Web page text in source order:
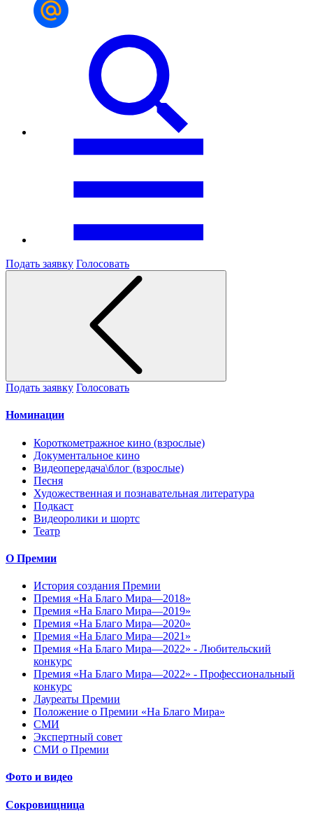
Подать заявку Голосовать
Подать заявку Голосовать
Номинации
Короткометражное кино (взрослые)
Документальное кино
Видеопередача\блог (взрослые)
Песня
Художественная и познавательная литература
Подкаст
Видеоролики и шортс
Театр
О Премии
История создания Премии
Премия «На Благо Мира—2018»
Премия «На Благо Мира—2019»
Премия «На Благо Мира—2020»
Премия «На Благо Мира—2021»
Премия «На Благо Мира—2022» - Любительский
конкурс
Премия «На Благо Мира—2022» - Профессиональный
конкурс
Лауреаты Премии
Положение о Премии «На Благо Мира»
СМИ
Экспертный совет
СМИ о Премии
Фото и видео
Сокровищница